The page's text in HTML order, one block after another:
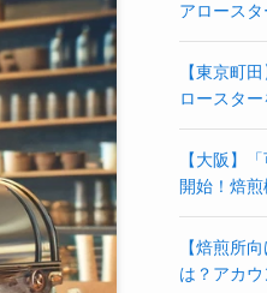
アロースタ
【東京町
ロースタ
【大阪】
開始！焙
【焙煎所
は？アカ